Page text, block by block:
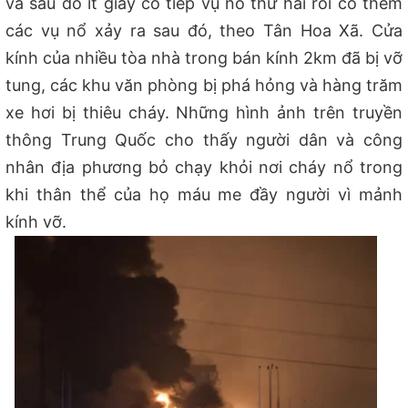
các vụ nổ xảy ra sau đó, theo Tân Hoa Xã. Cửa
kính của nhiều tòa nhà trong bán kính 2km đã bị vỡ
tung, các khu văn phòng bị phá hỏng và hàng trăm
xe hơi bị thiêu cháy. Những hình ảnh trên truyền
thông Trung Quốc cho thấy người dân và công
nhân địa phương bỏ chạy khỏi nơi cháy nổ trong
khi thân thể của họ máu me đầy người vì mảnh
kính vỡ.